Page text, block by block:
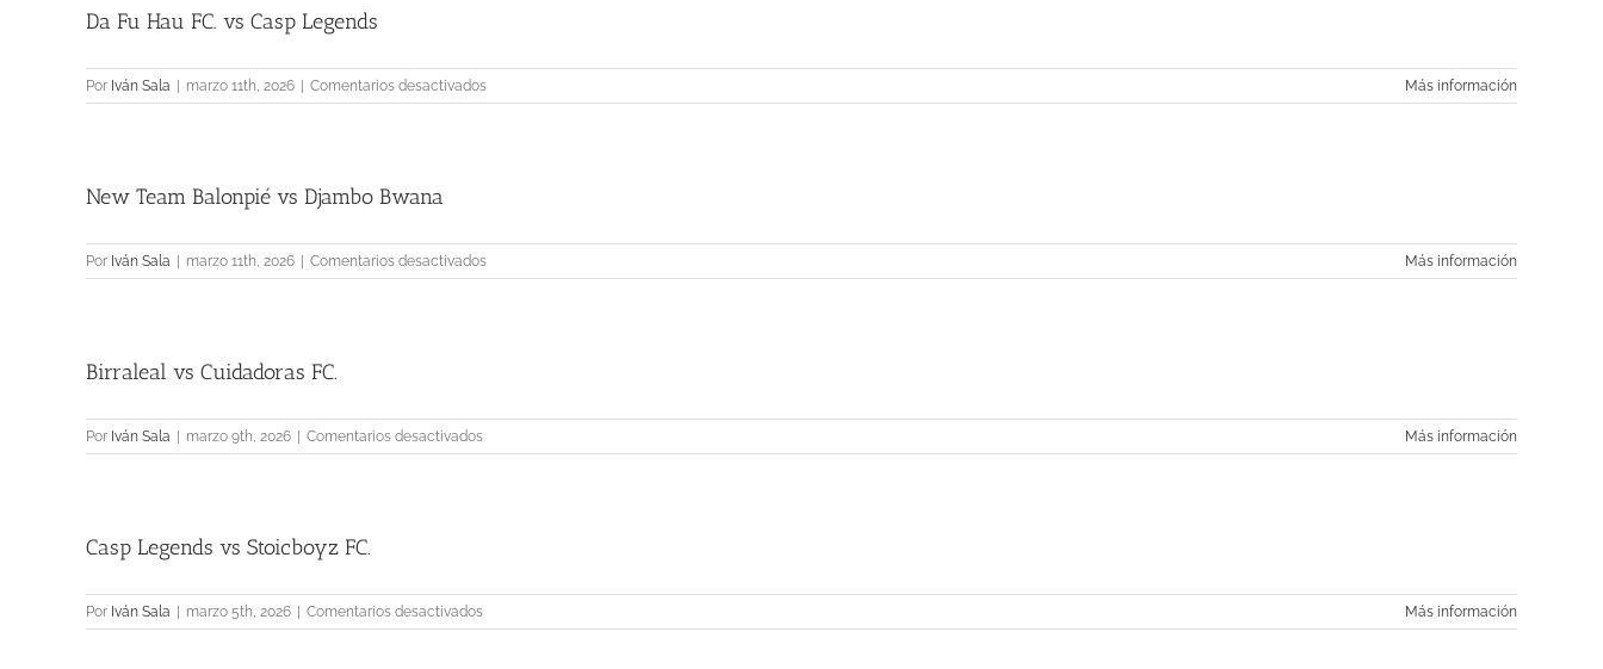
Da Fu Hau FC. vs Casp Legends
Por Iván Sala | marzo 11th, 2026 | Comentarios desactivadosen
Da
Más información
New Team Balonpié vs Djambo Bwana
Por Iván Sala | marzo 11th, 2026 | Comentarios desactivadosen
New
Más información
Birraleal vs Cuidadoras FC.
Por Iván Sala | marzo 9th, 2026 | Comentarios desactivadosen
Birraleal
Más información
Casp Legends vs Stoicboyz FC.
Por Iván Sala | marzo 5th, 2026 | Comentarios desactivadosen
Casp
Más información